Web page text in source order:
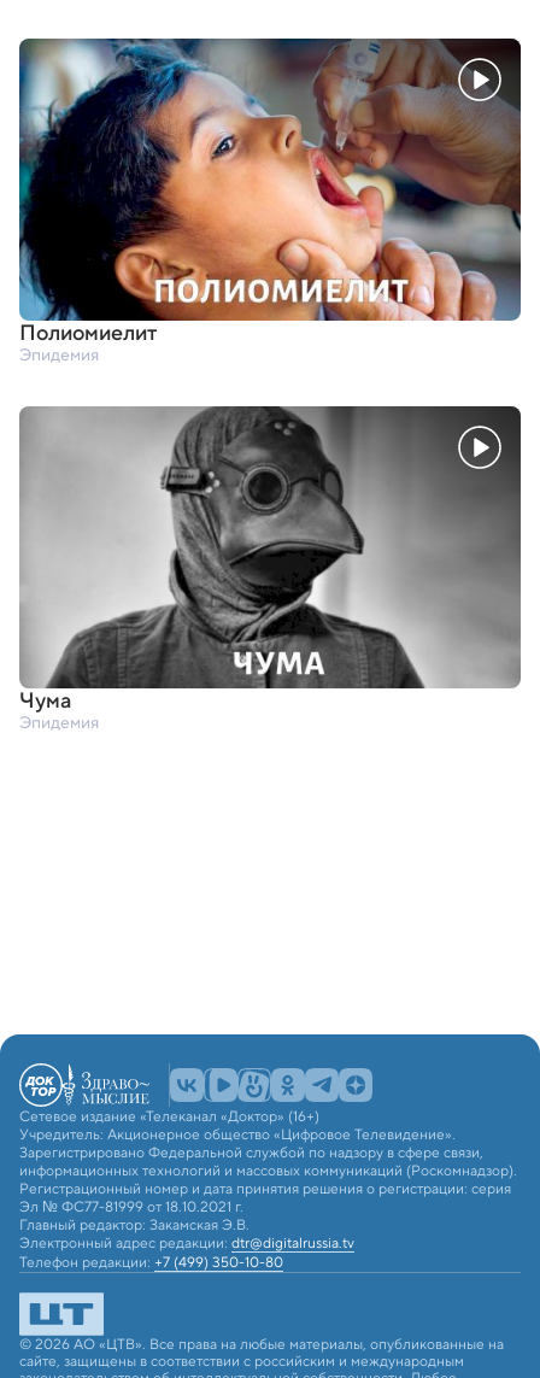
Полиомиелит
Эпидемия
Чума
Эпидемия
Сетевое издание «Телеканал «Доктор» (16+)
Учредитель: Акционерное общество «Цифровое Телевидение».
Зарегистрировано Федеральной службой по надзору в сфере связи,
информационных технологий и массовых коммуникаций (Роскомнадзор).
Регистрационный номер и дата принятия решения о регистрации: серия
Эл № ФС77-81999 от 18.10.2021 г.
Главный редактор: Закамская Э.В.
Электронный адрес редакции: dtr@digitalrussia.tv
Телефон редакции: +7 (499) 350-10-80
© 2026 АО «ЦТВ». Все права на любые материалы, опубликованные на
сайте, защищены в соответствии с российским и международным